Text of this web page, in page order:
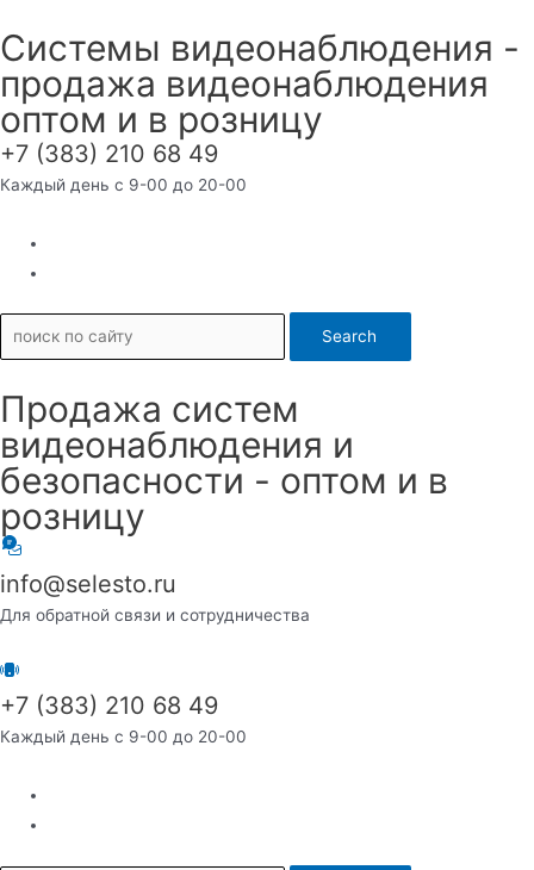
к
содержимому
Системы видеонаблюдения -
продажа видеонаблюдения
оптом и в розницу
+7 (383) 210 68 49
Каждый день с 9-00 до 20-00
Search
Продажа систем
видеонаблюдения и
безопасности - оптом и в
розницу
info@selesto.ru
Для обратной связи и сотрудничества
+7 (383) 210 68 49
Каждый день с 9-00 до 20-00